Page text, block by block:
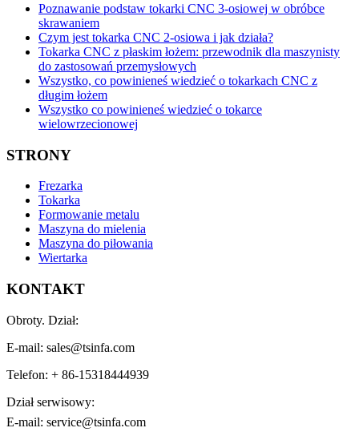
Poznawanie podstaw tokarki CNC 3-osiowej w obróbce
skrawaniem
Czym jest tokarka CNC 2-osiowa i jak działa?
Tokarka CNC z płaskim łożem: przewodnik dla maszynisty
do zastosowań przemysłowych
Wszystko, co powinieneś wiedzieć o tokarkach CNC z
długim łożem
Wszystko co powinieneś wiedzieć o tokarce
wielowrzecionowej
STRONY
Frezarka
Tokarka
Formowanie metalu
Maszyna do mielenia
Maszyna do piłowania
Wiertarka
KONTAKT
Obroty. Dział:
E-mail: sales@tsinfa.com
Telefon: + 86-15318444939
Dział serwisowy:
E-mail: service@tsinfa.com